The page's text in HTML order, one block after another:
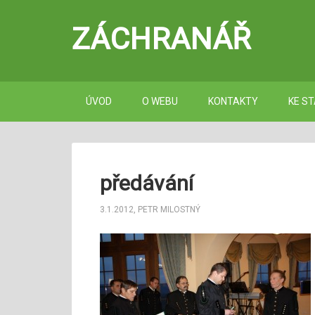
ZÁCHRANÁŘ
ÚVOD O WEBU KONTAKTY KE
předávání
3.1.2012, PETR MILOSTNÝ